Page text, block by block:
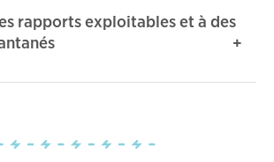
rapports exploitables et à des